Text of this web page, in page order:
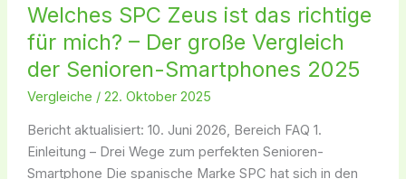
Welches SPC Zeus ist das richtige
für mich? – Der große Vergleich
der Senioren-Smartphones 2025
Vergleiche / 22. Oktober 2025
Bericht aktualisiert: 10. Juni 2026, Bereich FAQ 1.
Einleitung – Drei Wege zum perfekten Senioren-
Smartphone Die spanische Marke SPC hat sich in den